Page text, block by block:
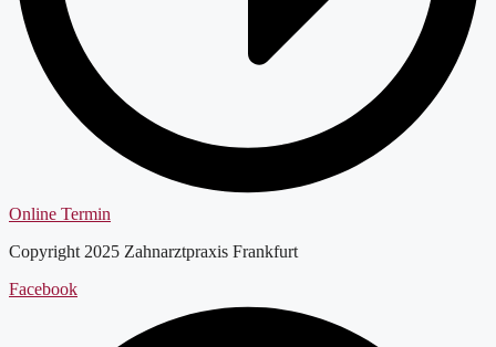
Online Termin
Copyright 2025 Zahnarztpraxis Frankfurt
Facebook